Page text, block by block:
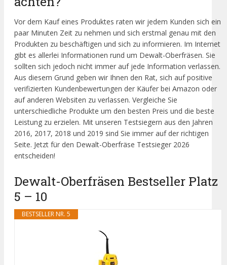
Vor dem Kauf eines Produktes raten wir jedem Kunden sich ein
paar Minuten Zeit zu nehmen und sich erstmal genau mit den
Produkten zu beschäftigen und sich zu informieren. Im Internet
gibt es allerlei Informationen rund um Dewalt-Oberfräsen. Sie
sollten sich jedoch nicht immer auf jede Information verlassen.
Aus diesem Grund geben wir Ihnen den Rat, sich auf positive
verifizierten Kundenbewertungen der Käufer bei Amazon oder
auf anderen Websiten zu verlassen. Vergleiche Sie
unterschiedliche Produkte um den besten Preis und die beste
Leistung zu erzielen. Mit unseren Testsiegern aus den Jahren
2016, 2017, 2018 und 2019 sind Sie immer auf der richtigen
Seite. Jetzt für den Dewalt-Oberfräse Testsieger 2026
entscheiden!
Dewalt-Oberfräsen Bestseller Platz
5 – 10
BESTSELLER NR. 5